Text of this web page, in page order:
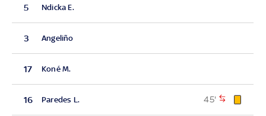
5 Ndicka E.
3 Angeliño
17 Koné M.
16 Paredes L. 45'